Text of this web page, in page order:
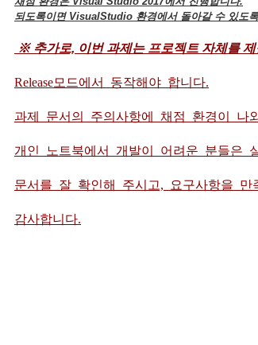
되도록이면 VisualStudio 환경에서 돌아갈 수 있도
※ 추가로, 이번 과제는 프로젝트 자체를
Release모드에서 동작해야 합니다.
과제 문서의 주의사항에 채점 환경이 나
개인 노트북에서 개발이 어려운 분들은
문서를 잘 확인해 주시고, 요구사항을 만
감사합니다.